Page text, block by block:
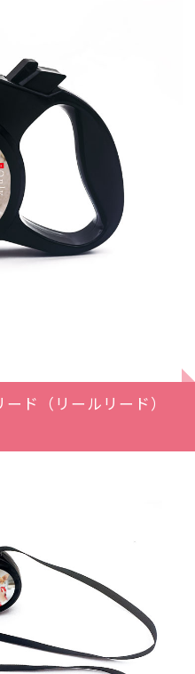
ド（リールリード）